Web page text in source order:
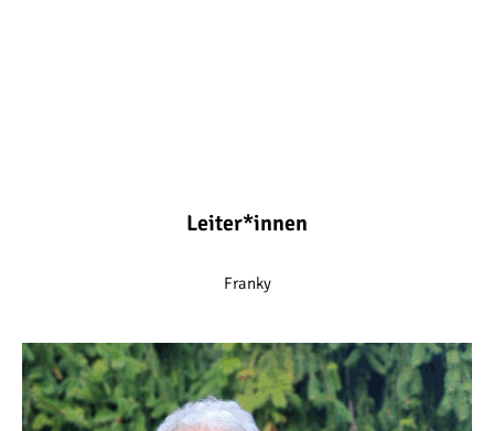
Leiter*innen
Franky